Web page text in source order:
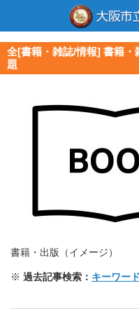
全[書籍・雑誌/情報] 書籍・
題 ：09/12
書籍・出版（イメージ）
※ 過去記事検索： キーワー